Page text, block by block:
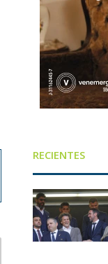
RECIENTES